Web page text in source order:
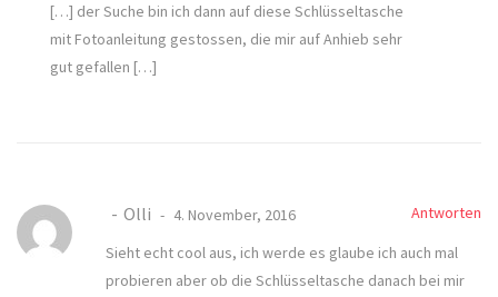
[…] der Suche bin ich dann auf diese Schlüsseltasche
mit Fotoanleitung gestossen, die mir auf Anhieb sehr
gut gefallen […]
Olli 4. November, 2016
Antworten
Sieht echt cool aus, ich werde es glaube ich auch mal
probieren aber ob die Schlüsseltasche danach bei mir